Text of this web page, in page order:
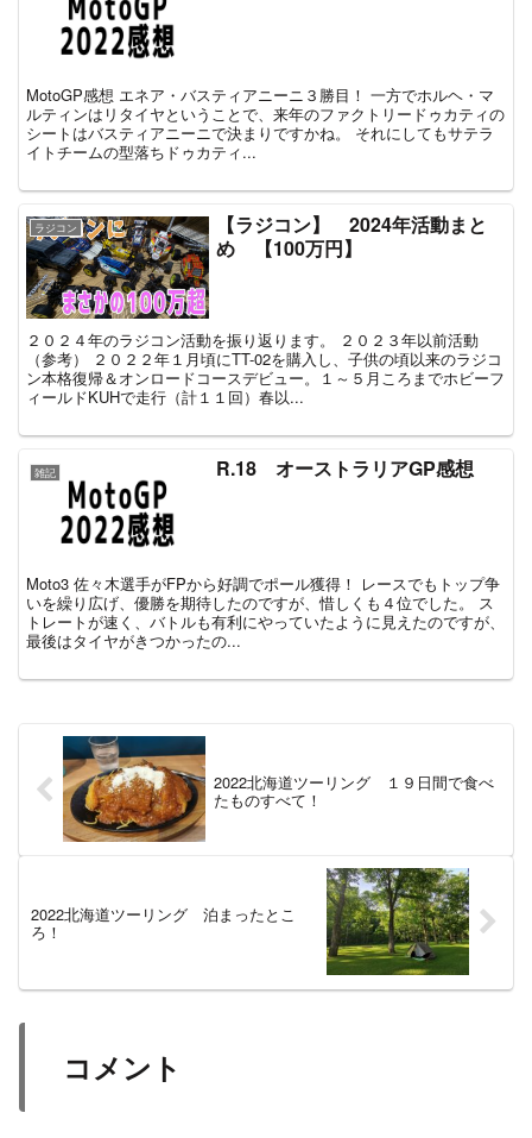
MotoGP感想 エネア・バスティアニーニ３勝目！ 一方でホルヘ・マ
ルティンはリタイヤということで、来年のファクトリードゥカティの
シートはバスティアニーニで決まりですかね。 それにしてもサテラ
イトチームの型落ちドゥカティ...
ラジコン
【ラジコン】 2024年活動まと
め 【100万円】
２０２４年のラジコン活動を振り返ります。 ２０２３年以前活動
（参考） ２０２２年１月頃にTT-02を購入し、子供の頃以来のラジコ
ン本格復帰＆オンロードコースデビュー。１～５月ころまでホビーフ
ィールドKUHで走行（計１１回）春以...
雑記 R.18 オーストラリアGP感想
Moto3 佐々木選手がFPから好調でポール獲得！ レースでもトップ争
いを繰り広げ、優勝を期待したのですが、惜しくも４位でした。 ス
トレートが速く、バトルも有利にやっていたように見えたのですが、
最後はタイヤがきつかったの...
2022北海道ツーリング １９日間で食べ
たものすべて！
2022北海道ツーリング 泊まったとこ
ろ！
コメント